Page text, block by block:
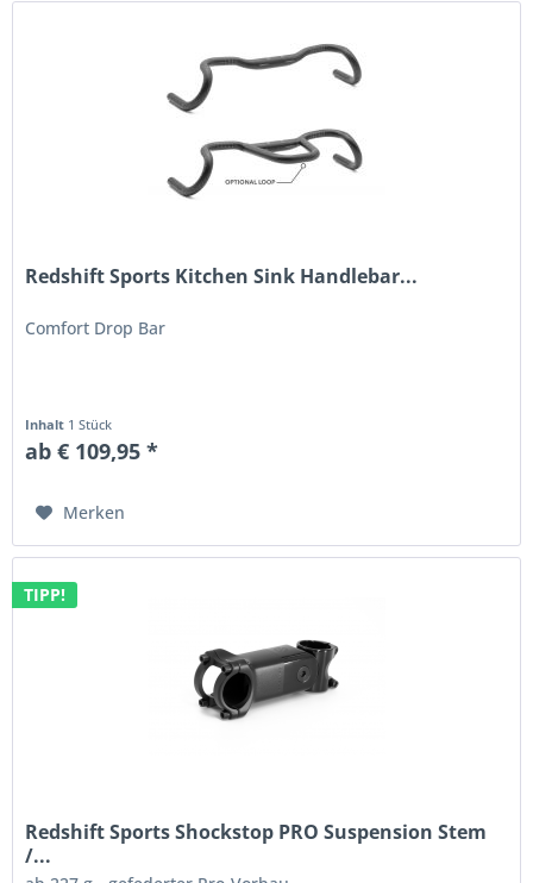
Redshift Sports Kitchen Sink Handlebar...
Comfort Drop Bar
Inhalt 1 Stück
ab € 109,95 *
Merken
TIPP!
Redshift Sports Shockstop PRO Suspension Stem
/...